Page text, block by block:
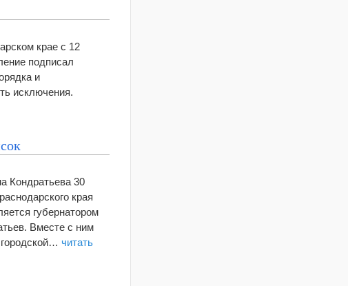
крае с 12
подписал
и
исключения.
Кондратьева 30
края
губернатором
Вместе с ним
читать